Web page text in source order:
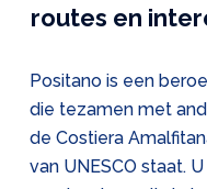
routes en
Positano is een
die tezamen met
de Costiera
van UNESCO staat.